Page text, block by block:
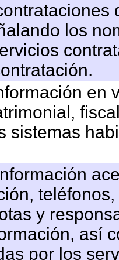
los
en
sistemas
y
así
por los